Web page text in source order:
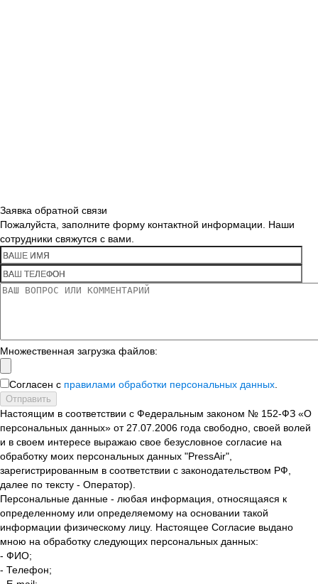
Заявка обратной связи
Пожалуйста, заполните форму контактной информации. Наши
сотрудники свяжутся с вами.
Множественная загрузка файлов:
Согласен с правилами обработки персональных данных
Отправить
Настоящим в соответствии с Федеральным законом № 152-ФЗ «О
персональных данных» от 27.07.2006 года свободно, своей волей
и в своем интересе выражаю свое безусловное согласие на
обработку моих персональных данных "PressAir",
зарегистрированным в соответствии с законодательством РФ,
далее по тексту - Оператор).
Персональные данные - любая информация, относящаяся к
определенному или определяемому на основании такой
информации физическому лицу. Настоящее Согласие выдано
мною на обработку следующих персональных данных:
- ФИО;
- Телефон;